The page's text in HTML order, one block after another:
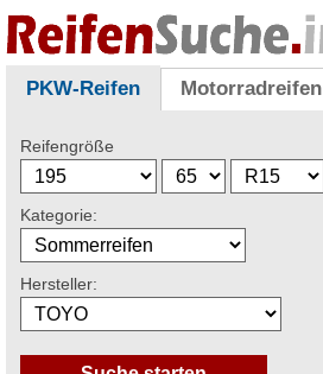
PKW-Reifen Motorradreifen
Reifengröße
Kategorie:
Hersteller: